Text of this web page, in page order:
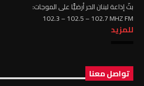
بثّ إذاعة لبنان الحر أرضيًّا على الموجات:
102.3 – 102.5 – 102.7 MHZ FM
للمزيد
تواصل معنا